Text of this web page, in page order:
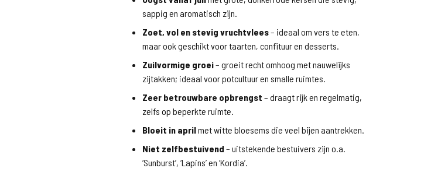
sappig en aromatisch zijn.
Zoet, vol en stevig vruchtvlees– ideaal om vers te eten,
maar ook geschikt voor taarten, confituur en desserts.
Zuilvormige groei– groeit recht omhoog met nauwelijks
zijtakken; ideaal voor potcultuur en smalle ruimtes.
Zeer betrouwbare opbrengst – draagt rijk en regelmatig,
zelfs op beperkte ruimte.
Bloeit in aprilmet witte bloesems die veel bijen aantrekken.
Niet zelfbestuivend – uitstekende bestuivers zijn o.a.
‘Sunburst’, ‘Lapins’ en ‘Kordia’.